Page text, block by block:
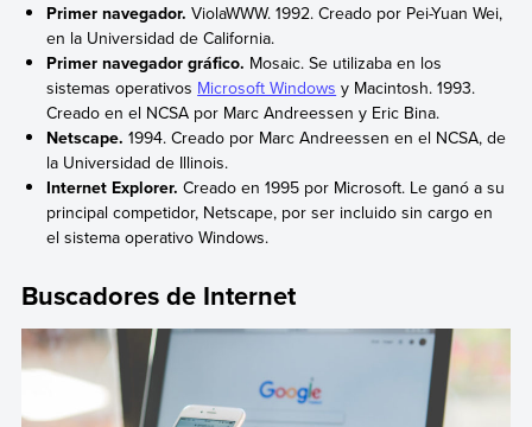
Primer navegador. ViolaWWW. 1992. Creado por Pei-Yuan Wei,
en la Universidad de California.
Primer navegador gráfico. Mosaic. Se utilizaba en los
sistemas operativos Microsoft Windows y Macintosh. 1993.
Creado en el NCSA por Marc Andreessen y Eric Bina.
Netscape. 1994. Creado por Marc Andreessen en el NCSA, de
la Universidad de Illinois.
Internet Explorer. Creado en 1995 por Microsoft. Le ganó a su
principal competidor, Netscape, por ser incluido sin cargo en
el sistema operativo Windows.
Buscadores de Internet